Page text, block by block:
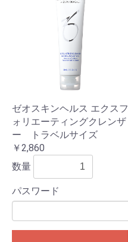
ゼオスキンヘルス エクスフ
ォリエーティングクレンザ
ー トラベルサイズ
￥2,860
数量
パスワード